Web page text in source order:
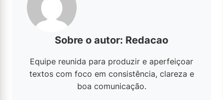
Sobre o autor: Redacao
Equipe reunida para produzir e aperfeiçoar
textos com foco em consistência, clareza e
boa comunicação.